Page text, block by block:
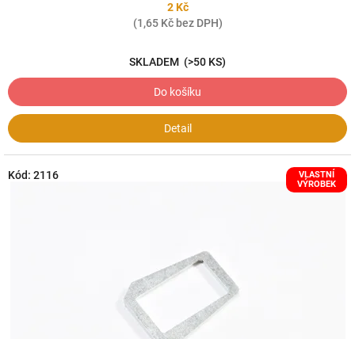
2 Kč
(1,65 Kč bez DPH)
SKLADEM (>50 KS)
Do košíku
Detail
VLASTNÍ
VÝROBEK
Kód: 2116